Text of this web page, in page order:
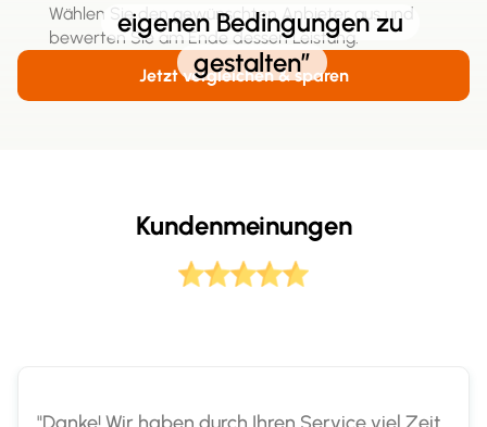
Wählen Sie den gewünschten Anbieter aus und
bewerten Sie am Ende dessen Leistung.
Jetzt vergleichen & sparen
eigenen Bedingungen zu
gestalten”
Kundenmeinungen